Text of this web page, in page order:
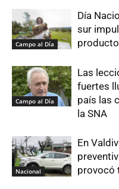
Campo al Día
Día
sur
Campo al Día
Las
fuertes
país las
la SNA
Nacional
En
provocó